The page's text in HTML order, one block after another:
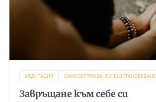
МЕДИТАЦИЯ САМООБГРИЖВАНЕ И ВЪЗСТАНОВЯВАНЕ
Завръщане към себе си